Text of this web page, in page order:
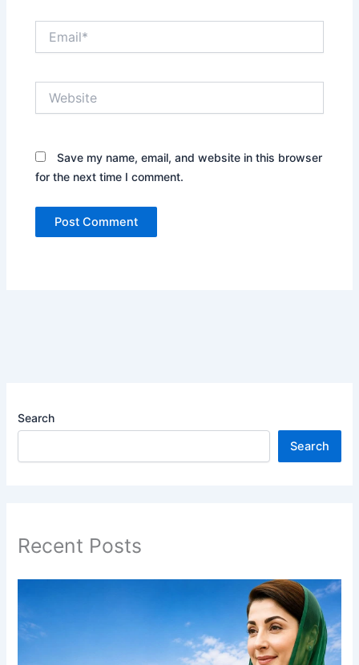
Save my name, email, and website in this browser
for the next time I comment.
Search
Search
Recent Posts